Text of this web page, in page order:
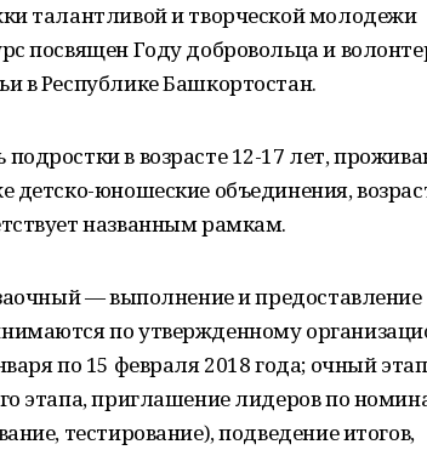
талантливой и творческой молодежи
посвящен Году добровольца и
в Республике Башкортостан.
в возрасте 12-17 лет,
детско-юношеские объединения,
названным рамкам.
— выполнение и предоставление
по утвержденному
по 15 февраля 2018 года; очный
этапа, приглашение лидеров по
тестирование), подведение итогов,